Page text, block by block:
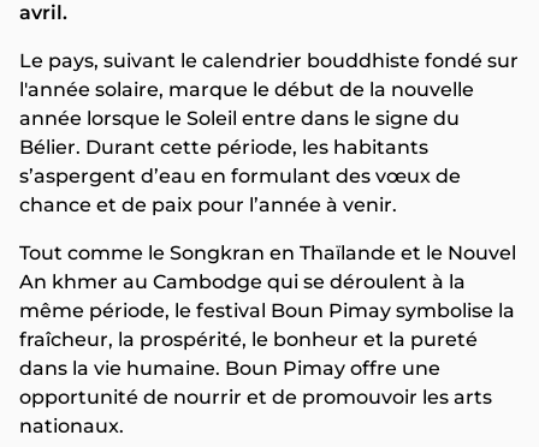
avril.
Le pays, suivant le calendrier bouddhiste fondé sur
l'année solaire, marque le début de la nouvelle
année lorsque le Soleil entre dans le signe du
Bélier. Durant cette période, les habitants
s’aspergent d’eau en formulant des vœux de
chance et de paix pour l’année à venir.
Tout comme le Songkran en Thaïlande et le Nouvel
An khmer au Cambodge qui se déroulent à la
même période, le festival Boun Pimay symbolise la
fraîcheur, la prospérité, le bonheur et la pureté
dans la vie humaine. Boun Pimay offre une
opportunité de nourrir et de promouvoir les arts
nationaux.